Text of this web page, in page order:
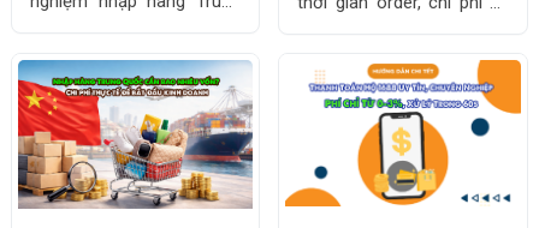
từ shop Taobao, Trung
Quốc về Việt Nam